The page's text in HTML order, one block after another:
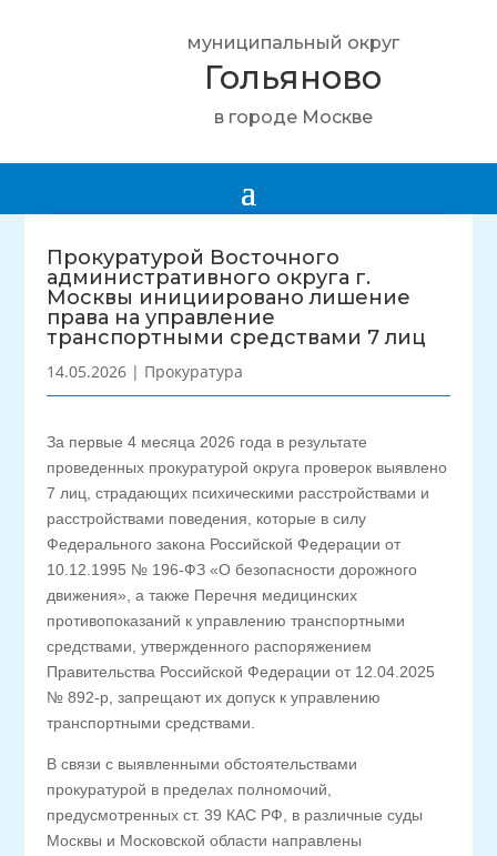
муниципальный округ
Гольяново
в городе Москве
Прокуратурой Восточного
административного округа г.
Москвы инициировано лишение
права на управление
транспортными средствами 7 лиц
14.05.2026 | Прокуратура
За первые 4 месяца 2026 года в результате
проведенных прокуратурой округа проверок выявлено
7 лиц, страдающих психическими расстройствами и
расстройствами поведения, которые в силу
Федерального закона Российской Федерации от
10.12.1995 № 196-ФЗ «О безопасности дорожного
движения», а также Перечня медицинских
противопоказаний к управлению транспортными
средствами, утвержденного распоряжением
Правительства Российской Федерации от 12.04.2025
№ 892-р, запрещают их допуск к управлению
транспортными средствами.
В связи с выявленными обстоятельствами
прокуратурой в пределах полномочий,
предусмотренных ст. 39 КАС РФ, в различные суды
Москвы и Московской области направлены